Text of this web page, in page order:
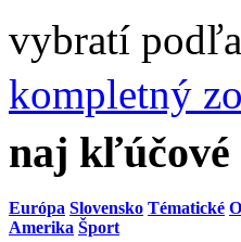
vybratí
kompletný
naj kľúčové
Európa Slovensko Tématické
Amerika Šport